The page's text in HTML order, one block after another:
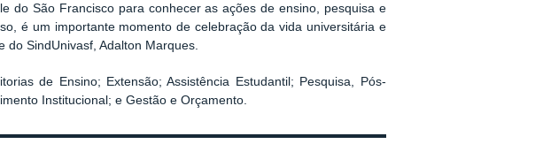
do São Francisco para conhecer as ações de ensino, pesquisa e
é um importante momento de celebração da vida universitária e
SindUnivasf, Adalton Marques.
de Ensino; Extensão; Assistência Estudantil; Pesquisa, Pós-
Institucional; e Gestão e Orçamento.